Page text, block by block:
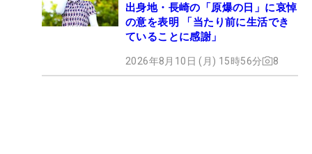
出身地・長崎の「原爆の日」に哀悼
の意を表明 「当たり前に生活でき
ていることに感謝」
2026年8月10日 (月) 15時56分 8